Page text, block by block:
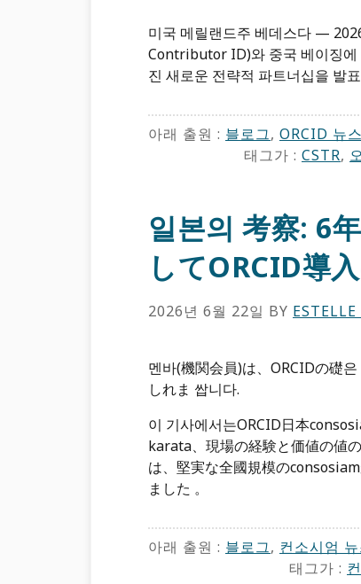
미국 메릴랜드주 베데스다 —
Contributor ID)와 중국 베이징에
진 새로운 전략적 파트너십을 발
아래 출원 : 블로그, ORCID ​뉴스
태그가 : CSTR,
일본의 考察: 6
してORCID導
2026년 6월 22일 BY
멘바(機関会員)は、ORCIDの礎
しれま 쌉니다.
이 기사에서는ORCID日本
karata、現場の経験と価値の値
は、堅実な全國規模の
ました 。
아래 출원 : 블로그, 컨소시엄
태그가 :